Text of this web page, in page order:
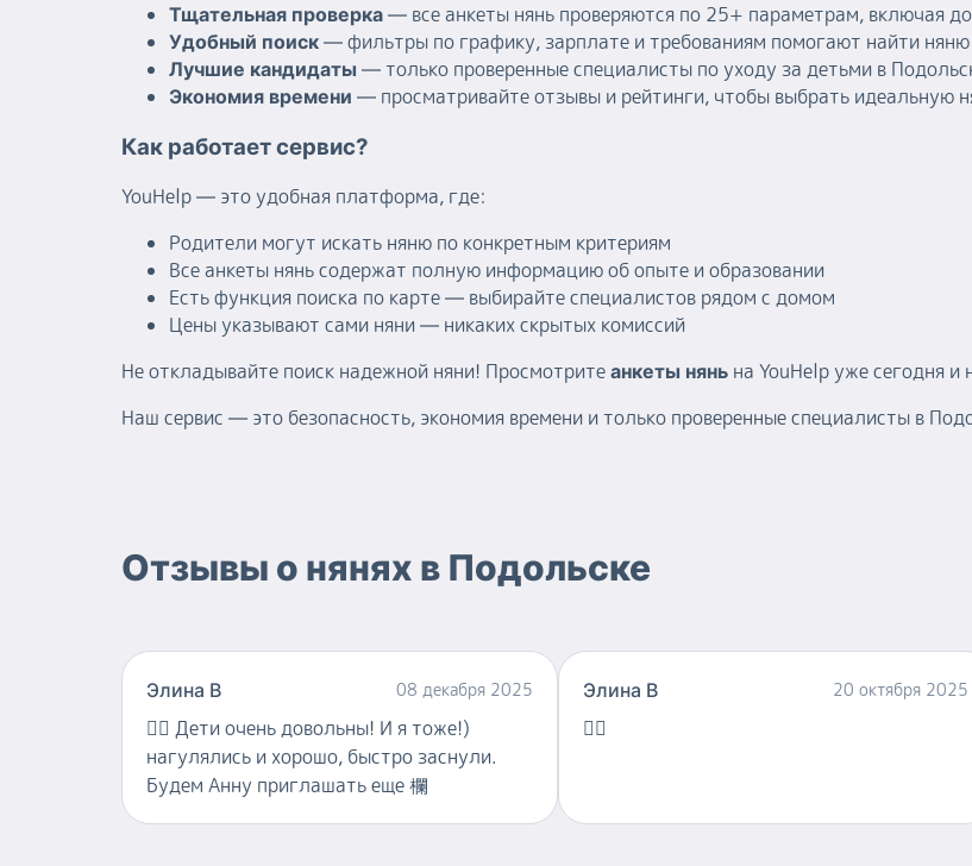
Тщательная проверка — все анкеты нянь проверяются по 25+ параметрам, включая
Удобный поиск — фильтры по графику, зарплате и требованиям помогают найти няню
Лучшие кандидаты — только проверенные специалисты по уходу за детьми в
Экономия времени — просматривайте отзывы и рейтинги, чтобы выбрать идеальную
Как работает сервис?
YouHelp — это удобная платформа, где:
Родители могут искать няню по конкретным критериям
Все анкеты нянь содержат полную информацию об опыте и образовании
Есть функция поиска по карте — выбирайте специалистов рядом с домом
Цены указывают сами няни — никаких скрытых комиссий
Не откладывайте поиск надежной няни! Просмотрите анкеты нянь на YouHelp уже сегодня
Наш сервис — это безопасность, экономия времени и только проверенные специалисты в
Отзывы о нянях в Подольске
Элина В 08 декабря 2025
👍🏻 Дети очень довольны! И я тоже!)
нагулялись и хорошо, быстро заснули.
Будем Анну приглашать еще 欄
Элина В 20 октября 2025
👍🏻